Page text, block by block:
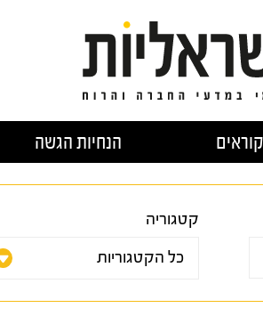
הנחיות הגשה
קטגוריה